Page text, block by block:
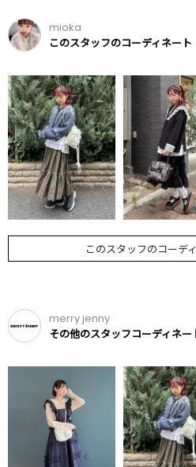
mioka
このスタッフのコーディネート
このスタッフのコーデ
merry jenny
その他のスタッフコーディネー